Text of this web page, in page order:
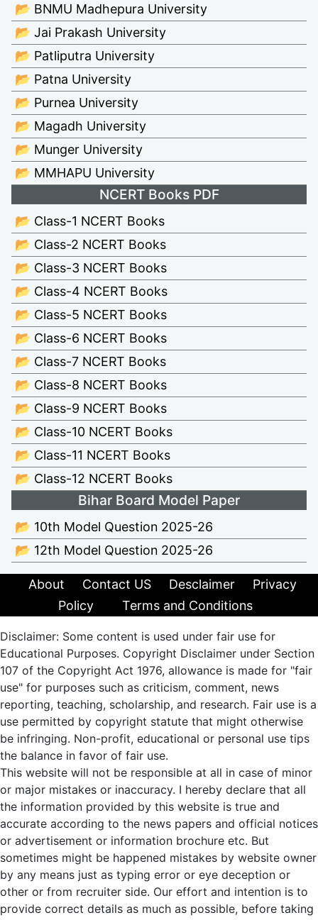
📂 BNMU Madhepura University
📂 Jai Prakash University
📂 Patliputra University
📂 Patna University
📂 Purnea University
📂 Magadh University
📂 Munger University
📂 MMHAPU University
NCERT Books PDF
📂 Class-1 NCERT Books
📂 Class-2 NCERT Books
📂 Class-3 NCERT Books
📂 Class-4 NCERT Books
📂 Class-5 NCERT Books
📂 Class-6 NCERT Books
📂 Class-7 NCERT Books
📂 Class-8 NCERT Books
📂 Class-9 NCERT Books
📂 Class-10 NCERT Books
📂 Class-11 NCERT Books
📂 Class-12 NCERT Books
Bihar Board Model Paper
📂 10th Model Question 2025-26
📂 12th Model Question 2025-26
About Contact US Desclaimer
Privacy
Policy
Terms and Conditions
Disclaimer: Some content is used under fair use for
Educational Purposes. Copyright Disclaimer under Section
107 of the Copyright Act 1976, allowance is made for "fair
use" for purposes such as criticism, comment, news
reporting, teaching, scholarship, and research. Fair use is a
use permitted by copyright statute that might otherwise
be infringing. Non-profit, educational or personal use tips
the balance in favor of fair use.
This website will not be responsible at all in case of minor
or major mistakes or inaccuracy. I hereby declare that all
the information provided by this website is true and
accurate according to the news papers and official notices
or advertisement or information brochure etc. But
sometimes might be happened mistakes by website owner
by any means just as typing error or eye deception or
other or from recruiter side. Our effort and intention is to
provide correct details as much as possible, before taking